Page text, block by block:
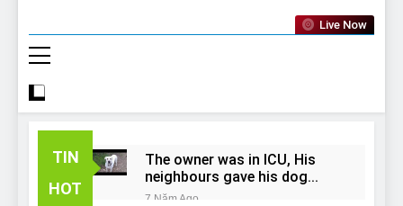
Live Now
TIN
HOT
The owner was in ICU, His
neighbours gave his dog
away!
7 Năm Ago